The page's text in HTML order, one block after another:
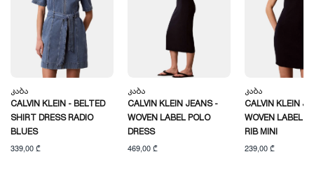
Კაბა
CALVIN KLEIN - BELTED
SHIRT DRESS RADIO
BLUES
339,00 ₾
Კაბა
CALVIN KLEIN JEANS -
WOVEN LABEL POLO
DRESS
469,00 ₾
Კაბა
CALVIN KLEIN
WOVEN LABEL
RIB MINI
239,00 ₾